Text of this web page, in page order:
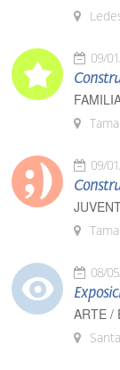
09/
09/
08/
ARTE /